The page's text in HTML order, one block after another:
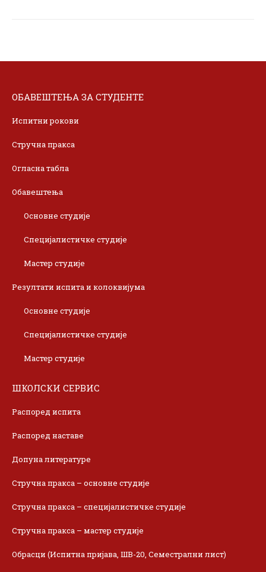
ОБАВЕШТЕЊА ЗА СТУДЕНТЕ
Испитни рокови
Стручна пракса
Огласна табла
Обавештења
Основне студије
Специјалистичке студије
Мастер студије
Резултати испита и колоквијума
Основне студије
Специјалистичке студије
Мастер студије
ШКОЛСКИ СЕРВИС
Распоред испита
Распоред наставе
Допуна литературе
Стручна пракса – основне студије
Стручна пракса – специјалистичке студије
Стручна пракса – мастер студије
Обрасци (Испитна пријава, ШВ-20, Семестрални лист)